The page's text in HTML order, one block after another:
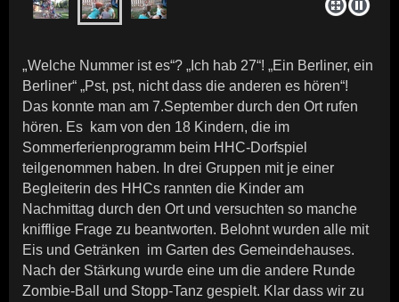
„Welche Nummer ist es“? „Ich hab 27“! „Ein Berliner, ein
Berliner“ „Pst, pst, nicht dass die anderen es hören“!
Das konnte man am 7.September durch den Ort rufen
hören. Es kam von den 18 Kindern, die im
Sommerferienprogramm beim HHC-Dorfspiel
teilgenommen haben. In drei Gruppen mit je einer
Begleiterin des HHCs rannten die Kinder am
Nachmittag durch den Ort und versuchten so manche
knifflige Frage zu beantworten. Belohnt wurden alle mit
Eis und Getränken im Garten des Gemeindehauses.
Nach der Stärkung wurde eine um die andere Runde
Zombie-Ball und Stopp-Tanz gespielt. Klar dass wir zu